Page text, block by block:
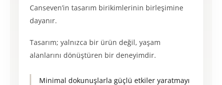
Canseven’in tasarım birikimlerinin birleşimine
dayanır.
Tasarım; yalnızca bir ürün değil, yaşam
alanlarını dönüştüren bir deneyimdir.
Minimal dokunuşlarla güçlü etkiler yaratmayı